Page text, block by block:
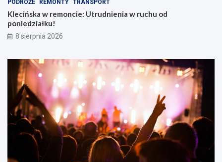
PODRÓŻE REMONTY TRANSPORT
Klecińska w remoncie: Utrudnienia w ruchu od
poniedziałku!
8 sierpnia 2026